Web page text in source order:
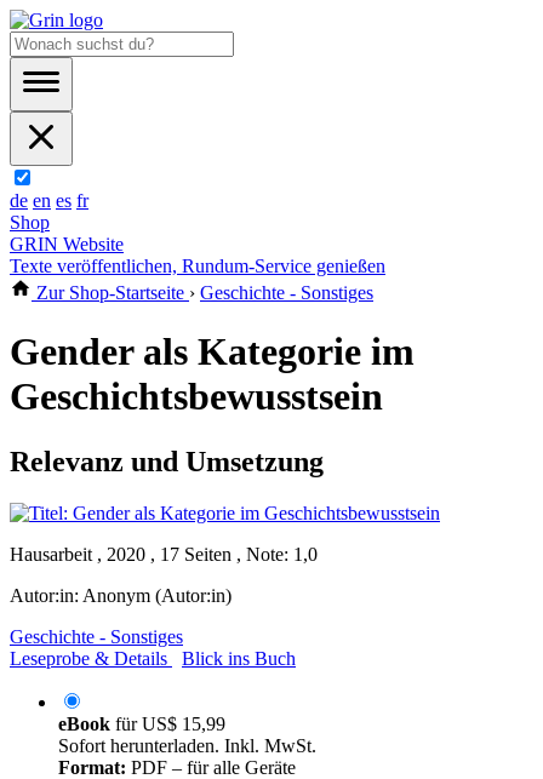
de en es fr
Shop
GRIN Website
Texte veröffentlichen, Rundum-Service genießen
Zur Shop-Startseite › Geschichte - Sonstiges
Gender als Kategorie im
Geschichtsbewusstsein
Relevanz und Umsetzung
Hausarbeit , 2020 , 17 Seiten , Note: 1,0
Autor:in: Anonym (Autor:in)
Geschichte - Sonstiges
Leseprobe & Details
Blick ins Buch
eBook fürUS$ 15,99
Sofort herunterladen. Inkl. MwSt.
Format: PDF – für alle Geräte